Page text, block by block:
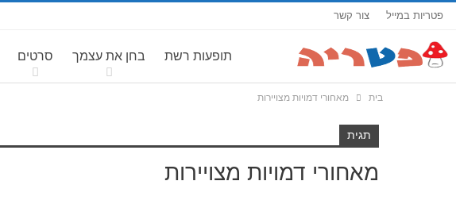
פטריות במייל צור קשר
תופעות רשת בחן את עצמך סרטים
בית מאחורי דמויות מצויירות
תגית
מאחורי דמויות מצויירות